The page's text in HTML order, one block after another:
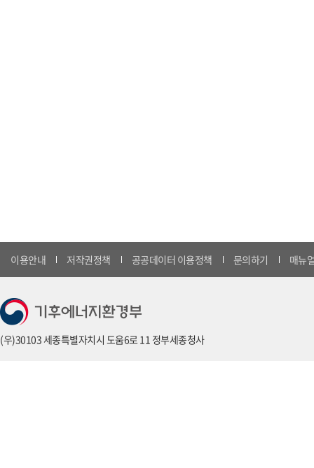
이용안내 저작권정책 공공데이터 이용정책 문의하기 매뉴
(우)30103 세종특별자치시 도움6로 11 정부세종청사